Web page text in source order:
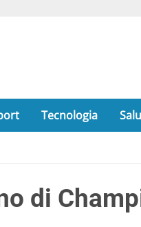
Tecnologia
di